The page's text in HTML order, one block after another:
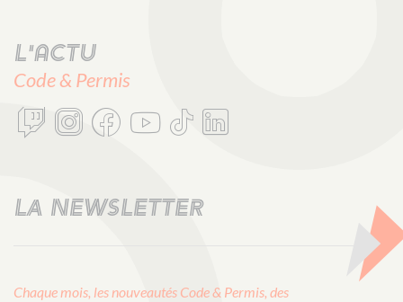
L'actu
Code & Permis
LA NEWSLETTER
Chaque mois, les nouveautés Code & Permis, des